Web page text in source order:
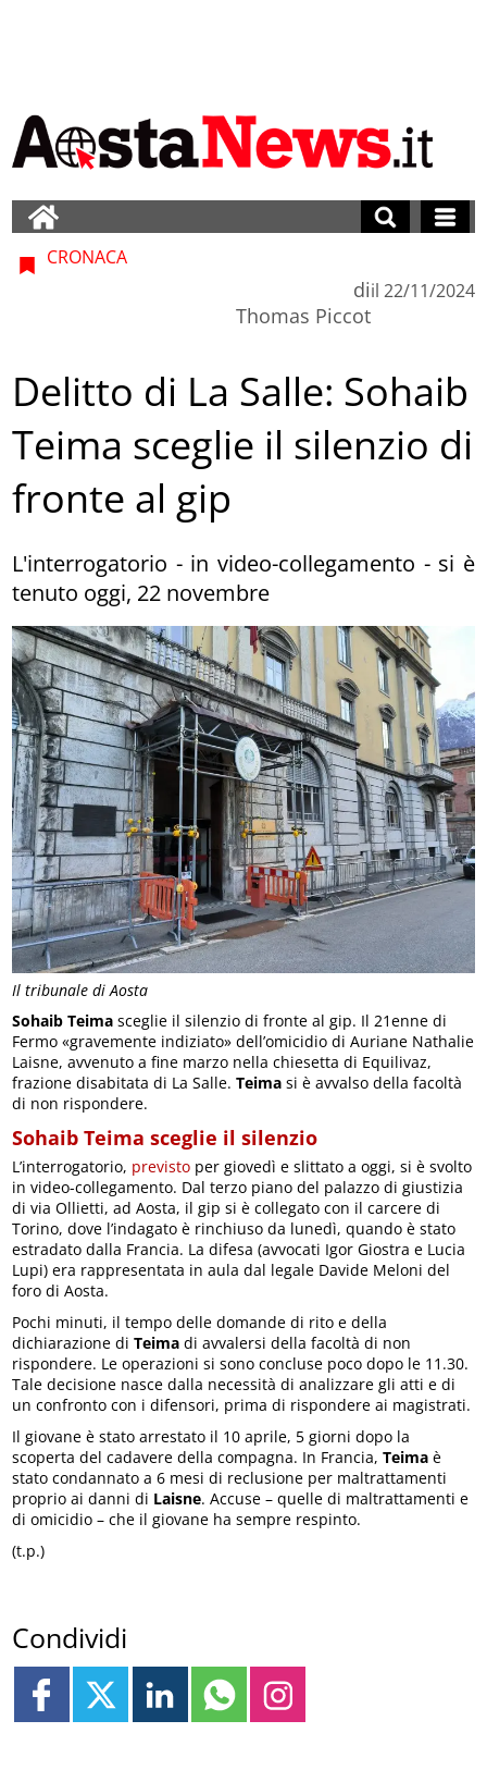
Il tribunale di Aosta
CRONACA
di
Thomas Piccot
il 22/11/2024
Delitto di La Salle: Sohaib
Teima sceglie il silenzio di
fronte al gip
L'interrogatorio - in video-collegamento - si è
tenuto oggi, 22 novembre
Sohaib Teima sceglie il silenzio di fronte al gip. Il 21enne di
Fermo «gravemente indiziato» dell’omicidio di Auriane Nathalie
Laisne, avvenuto a fine marzo nella chiesetta di Equilivaz,
frazione disabitata di La Salle.Teima si è avvalso della facoltà
di non rispondere.
Sohaib Teima sceglie il silenzio
L’interrogatorio, previsto per giovedì e slittato a oggi, si è svolto
in video-collegamento. Dal terzo piano del palazzo di giustizia
di via Ollietti, ad Aosta, il gip si è collegato con il carcere di
Torino, dove l’indagato è rinchiuso da lunedì, quando è stato
estradato dalla Francia. La difesa (avvocati Igor Giostra e Lucia
Lupi) era rappresentata in aula dal legale Davide Meloni del
foro di Aosta.
Pochi minuti, il tempo delle domande di rito e della
dichiarazione diTeima di avvalersi della facoltà di non
rispondere. Le operazioni si sono concluse poco dopo le 11.30.
Tale decisione nasce dalla necessità di analizzare gli atti e di
un confronto con i difensori, prima di rispondere ai magistrati.
Il giovane è stato arrestato il 10 aprile, 5 giorni dopo la
scoperta del cadavere della compagna. In Francia,Teima è
stato condannato a 6 mesi di reclusione per maltrattamenti
proprio ai danni di Laisne. Accuse – quelle di maltrattamenti e
di omicidio – che il giovane ha sempre respinto.
(t.p.)
Condividi